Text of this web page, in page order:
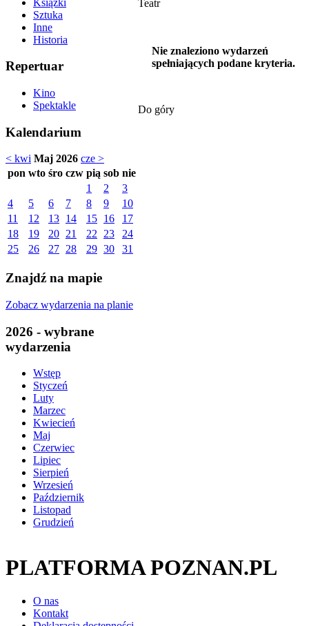
Sztuka
Inne
Historia
Repertuar
Kino
Spektakle
Kalendarium
< kwi Maj 2026 cze >
pon wto śro czw pią sob nie
1
2
3
4
5 6 7 8 9
10
11
12 13 14 15 16
17
18
19 20 21 22 23
24
25
26 27 28 29 30 31
Znajdź na mapie
Zobacz wydarzenia na planie
2026 - wybrane
wydarzenia
Wstęp
Styczeń
Luty
Marzec
Kwiecień
Maj
Czerwiec
Lipiec
Sierpień
Wrzesień
Październik
Listopad
Grudzień
Teatr
Nie znaleziono wydarzeń
spełniających podane kryteria.
Do góry
PLATFORMA POZNAN.PL
O nas
Kontakt